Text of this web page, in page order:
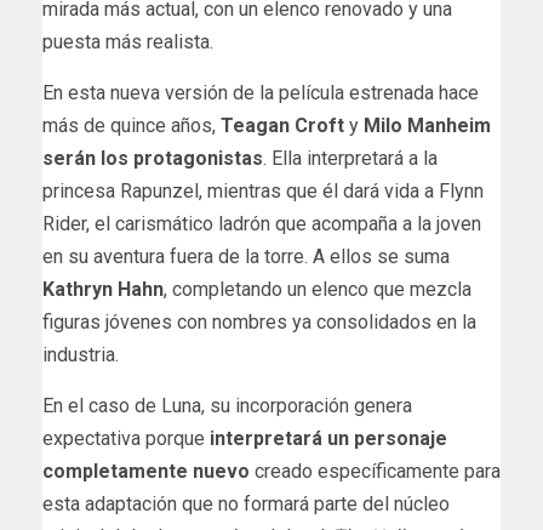
mirada más actual, con un elenco renovado y una
puesta más realista.
En esta nueva versión de la película estrenada hace
más de quince años, Teagan Croft y Milo Manheim
serán los protagonistas. Ella interpretará a la
princesa Rapunzel, mientras que él dará vida a Flynn
Rider, el carismático ladrón que acompaña a la joven
en su aventura fuera de la torre. A ellos se suma
Kathryn Hahn, completando un elenco que mezcla
figuras jóvenes con nombres ya consolidados en la
industria.
En el caso de Luna, su incorporación genera
expectativa porque interpretará un personaje
completamente nuevo creado específicamente para
esta adaptación que no formará parte del núcleo